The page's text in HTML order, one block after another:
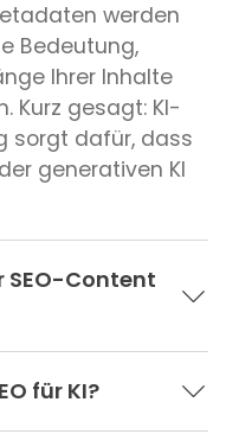
werden
Bedeutung,
Ihrer Inhalte
Kurz gesagt: KI-
sorgt dafür, dass
generativen KI
Content
für KI?